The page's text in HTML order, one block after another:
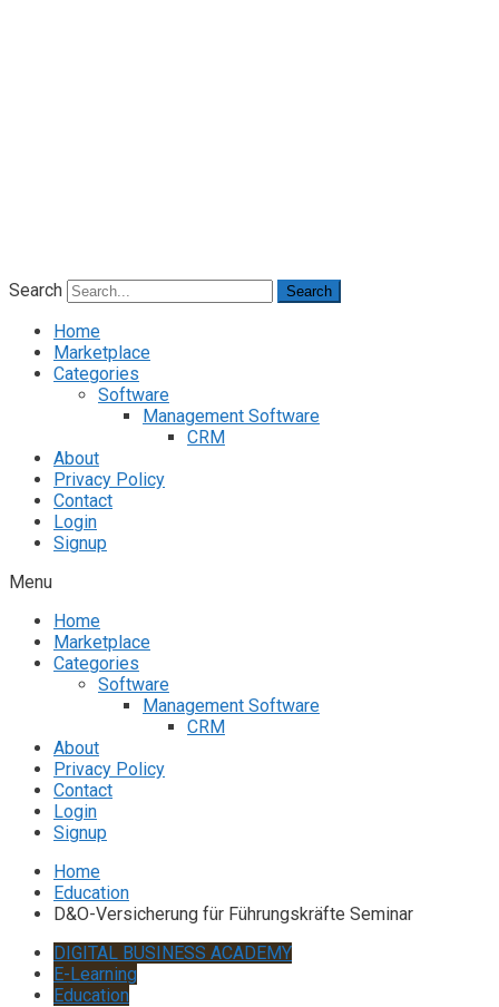
Search Search
Home
Marketplace
Categories
Software
Management Software
CRM
About
Privacy Policy
Contact
Login
Signup
Menu
Home
Marketplace
Categories
Software
Management Software
CRM
About
Privacy Policy
Contact
Login
Signup
Home
Education
D&O-Versicherung für Führungskräfte Seminar
DIGITAL BUSINESS ACADEMY
E-Learning
Education